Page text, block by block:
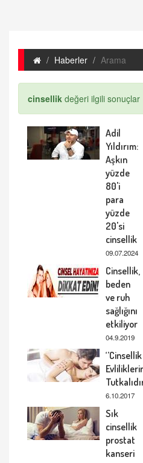
Haberler Arama
cinsellik değeri ilgili sonuçlar
Adil
Yıldırım:
Aşkın
yüzde
80'i
para
yüzde
20'si
cinsellik
09.07.2024
Cinsellik,
beden
ve ruh
sağlığını
etkiliyor
04.9.2019
‘’Cinsellik
6.10.2017
Sık
cinsellik
prostat
kanseri